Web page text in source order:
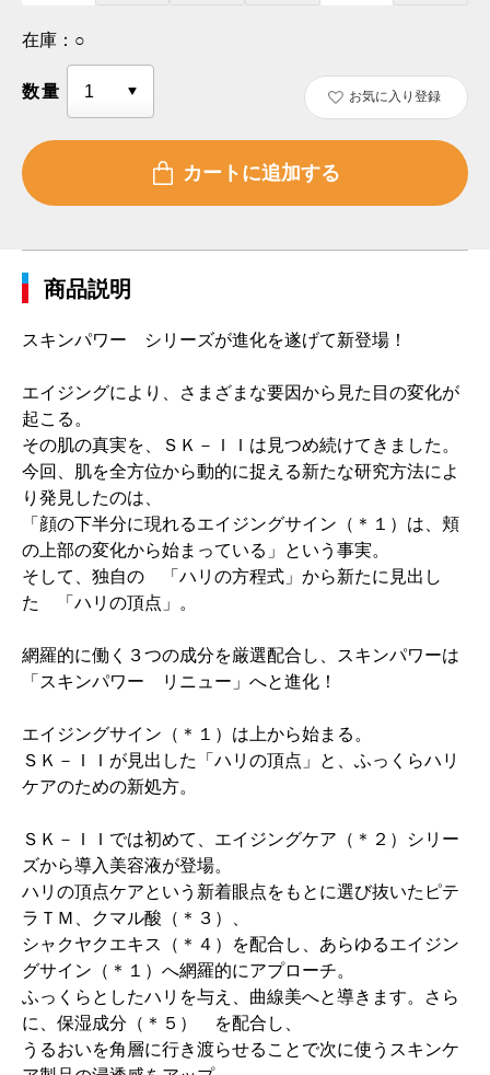
在庫： ○
数量 お気に入り登録
商品説明
スキンパワー シリーズが進化を遂げて新登場！
エイジングにより、さまざまな要因から見た目の変化が
起こる。
その肌の真実を、ＳＫ－ＩＩは見つめ続けてきました。
今回、肌を全方位から動的に捉える新たな研究方法によ
り発見したのは、
「顔の下半分に現れるエイジングサイン（＊１）は、頬
の上部の変化から始まっている」という事実。
そして、独自の 「ハリの方程式」から新たに見出し
た 「ハリの頂点」。
網羅的に働く３つの成分を厳選配合し、スキンパワーは
「スキンパワー リニュー」へと進化！
エイジングサイン（＊１）は上から始まる。
ＳＫ－ＩＩが見出した「ハリの頂点」と、ふっくらハリ
ケアのための新処方。
ＳＫ－ＩＩでは初めて、エイジングケア（＊２）シリー
ズから導入美容液が登場。
ハリの頂点ケアという新着眼点をもとに選び抜いたピテ
ラＴＭ、クマル酸（＊３）、
シャクヤクエキス（＊４）を配合し、あらゆるエイジン
グサイン（＊１）へ網羅的にアプローチ。
ふっくらとしたハリを与え、曲線美へと導きます。さら
に、保湿成分（＊５） を配合し、
うるおいを角層に行き渡らせることで次に使うスキンケ